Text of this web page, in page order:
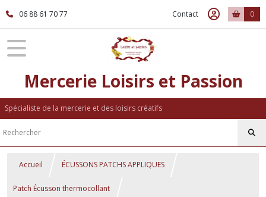
06 88 61 70 77 Contact 0
Mercerie Loisirs et Passion
Spécialiste de la mercerie et des loisirs créatifs
Accueil ÉCUSSONS PATCHS APPLIQUES
Patch Écusson thermocollant